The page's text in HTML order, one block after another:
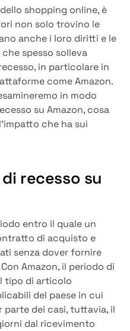
shopping online, è
non solo trovino le
anche i loro diritti e le
spesso solleva
in particolare in
come Amazon.
in modo
su Amazon, cosa
che ha sui
recesso su
entro il quale un
di acquisto e
senza dover fornire
Amazon, il periodo di
tipo di articolo
del paese in cui
parte dei casi, tuttavia, il
dal ricevimento